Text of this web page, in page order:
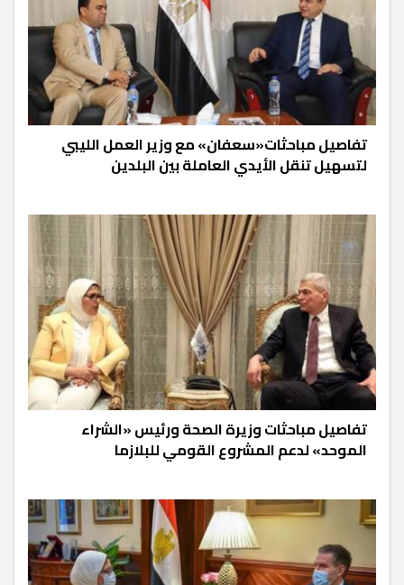
تفاصيل مباحثات«سعفان» مع وزير العمل الليبي
لتسهيل تنقل الأيدي العاملة بين البلدين
تفاصيل مباحثات وزيرة الصحة ورئيس «الشراء
الموحد» لدعم المشروع القومي للبلازما